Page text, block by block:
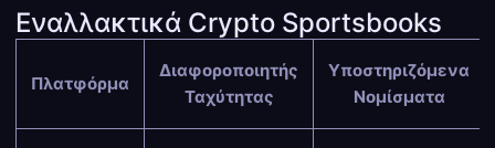
Εναλλακτικά Crypto Sportsbooks
Πλατφόρμα
Διαφοροποιητής
Ταχύτητας
Υποστηριζόμενα
Νομίσματα